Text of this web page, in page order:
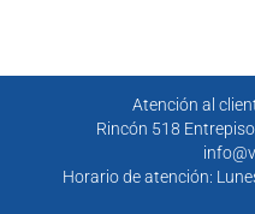
Atención al
Rincón 518
Horario de atención: